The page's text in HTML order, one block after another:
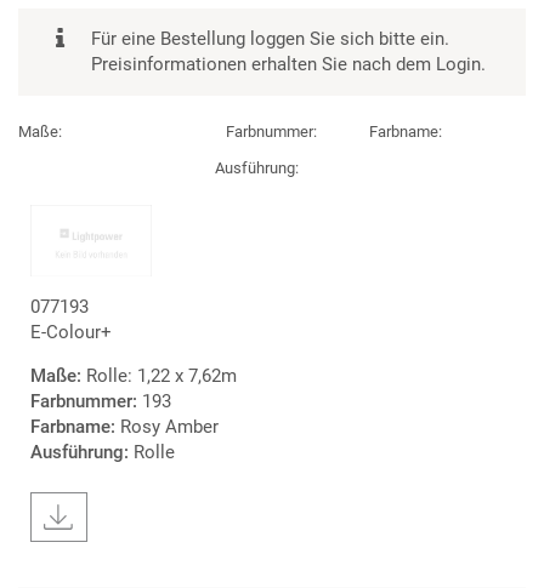
Für eine Bestellung loggen Sie sich bitte ein.
Preisinformationen erhalten Sie nach dem Login.
Maße: Farbnummer:
Farbname:
Ausführung:
077193
E-Colour+
Maße: Rolle: 1,22 x 7,62m
Farbnummer: 193
Farbname: Rosy Amber
Ausführung: Rolle